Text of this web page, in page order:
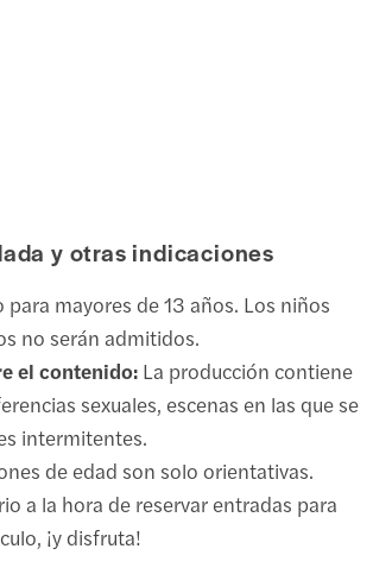
y otras indicaciones
para mayores de 13 años. Los niños
no serán admitidos.
el contenido: La producción contiene
sexuales, escenas en las que se
intermitentes.
de edad son solo orientativas.
a la hora de reservar entradas para
¡y disfruta!